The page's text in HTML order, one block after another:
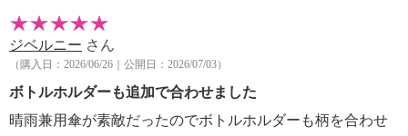
ジベルニー さん
（購入日：2026/06/26｜公開日：2026/07/03）
ボトルホルダーも追加で合わせました
晴雨兼用傘が素敵だったのでボトルホルダーも柄を合わせ